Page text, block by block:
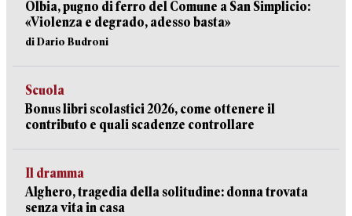
Olbia, pugno di ferro del Comune a San Simplicio:
«Violenza e degrado, adesso basta»
di Dario Budroni
Scuola
Bonus libri scolastici 2026, come ottenere il
contributo e quali scadenze controllare
Il dramma
Alghero, tragedia della solitudine: donna trovata
senza vita in casa